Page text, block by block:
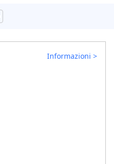
Informazioni >